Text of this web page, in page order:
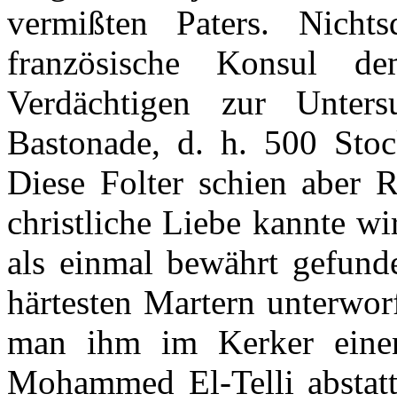
vermißten Paters.
französische Konsul
Verdächtigen zur
Bastonade, d. h. 500
Diese Folter schien aber
christliche Liebe kannte
als einmal bewährt
härtesten Martern
man ihm im Kerker
Mohammed El-Telli